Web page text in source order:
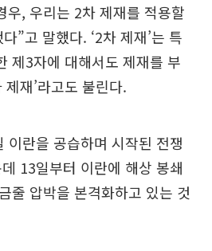
우, 우리는 2차 제재를 적용할
”고 말했다. ‘2차 제재’는 특
제3자에 대해서도 제재를 부
재’라고도 불린다.
이란을 공습하며 시작된 전쟁
13일부터 이란에 해상 봉쇄
줄 압박을 본격화하고 있는 것